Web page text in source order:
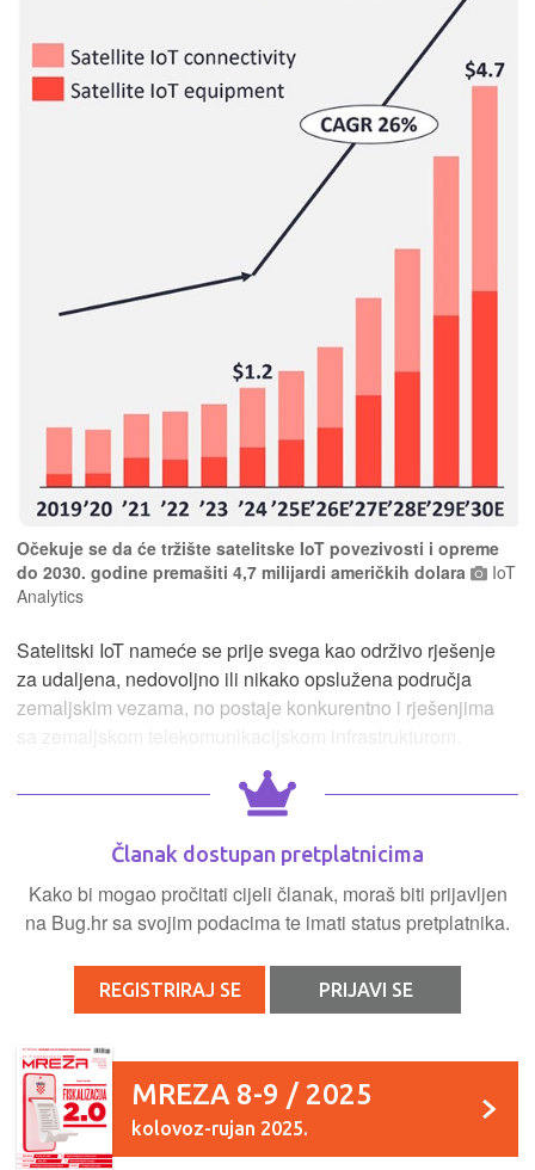
Očekuje se da će tržište satelitske IoT povezivosti i opreme
do 2030. godine premašiti 4,7 milijardi američkih dolara
IoT
Analytics
Satelitski IoT nameće se prije svega kao održivo rješenje
za udaljena, nedovoljno ili nikako opslužena područja
zemaljskim vezama, no postaje konkurentno i rješenjima
Članak dostupan pretplatnicima
Kako bi mogao pročitati cijeli članak, moraš biti prijavljen
na Bug.hr sa svojim podacima te imati status pretplatnika.
REGISTRIRAJ SE PRIJAVI SE
MREZA 8-9 / 2025
kolovoz-rujan 2025.